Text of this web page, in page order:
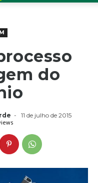
do
-
11 de julho de 2015